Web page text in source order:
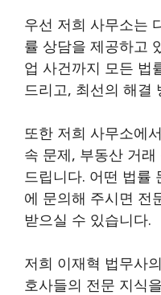
우선 저희 사무소는
률 상담을 제공하고
업 사건까지 모든 법
드리고, 최선의 해결
또한 저희 사무소에
속 문제, 부동산 거
드립니다. 어떤 법률
에 문의해 주시면 전
받으실 수 있습니다.
저희 이재혁 법무사
호사들의 전문 지식